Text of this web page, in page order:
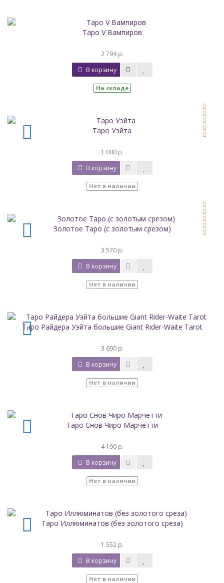
Таро V Вампиров
2 794 р.
В корзину
На складе
Таро Уэйта
1 000 р.
В корзину
Нет в наличии
Золотое Таро (с золотым срезом)
3 570 р.
В корзину
Нет в наличии
Таро Райдера Уэйта большие Giant Rider-Waite Tarot
3 690 р.
В корзину
Нет в наличии
Таро Снов Чиро Марчетти
4 190 р.
В корзину
Нет в наличии
Таро Иллюминатов (без золотого среза)
1 552 р.
В корзину
Нет в наличии